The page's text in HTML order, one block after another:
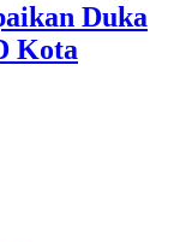
Duka
Kota